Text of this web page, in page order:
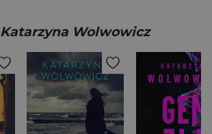
Katarzyna Wolwowicz